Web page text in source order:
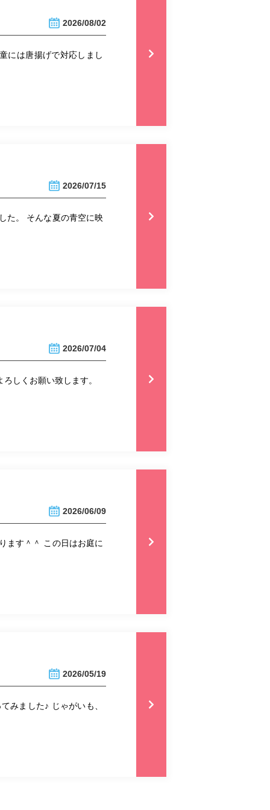
2026/08/02
には唐揚げで対応しまし
2026/07/15
た。 そんな夏の青空に映
2026/07/04
しくお願い致します。
2026/06/09
ます＾＾ この日はお庭に
2026/05/19
みました♪ じゃがいも、